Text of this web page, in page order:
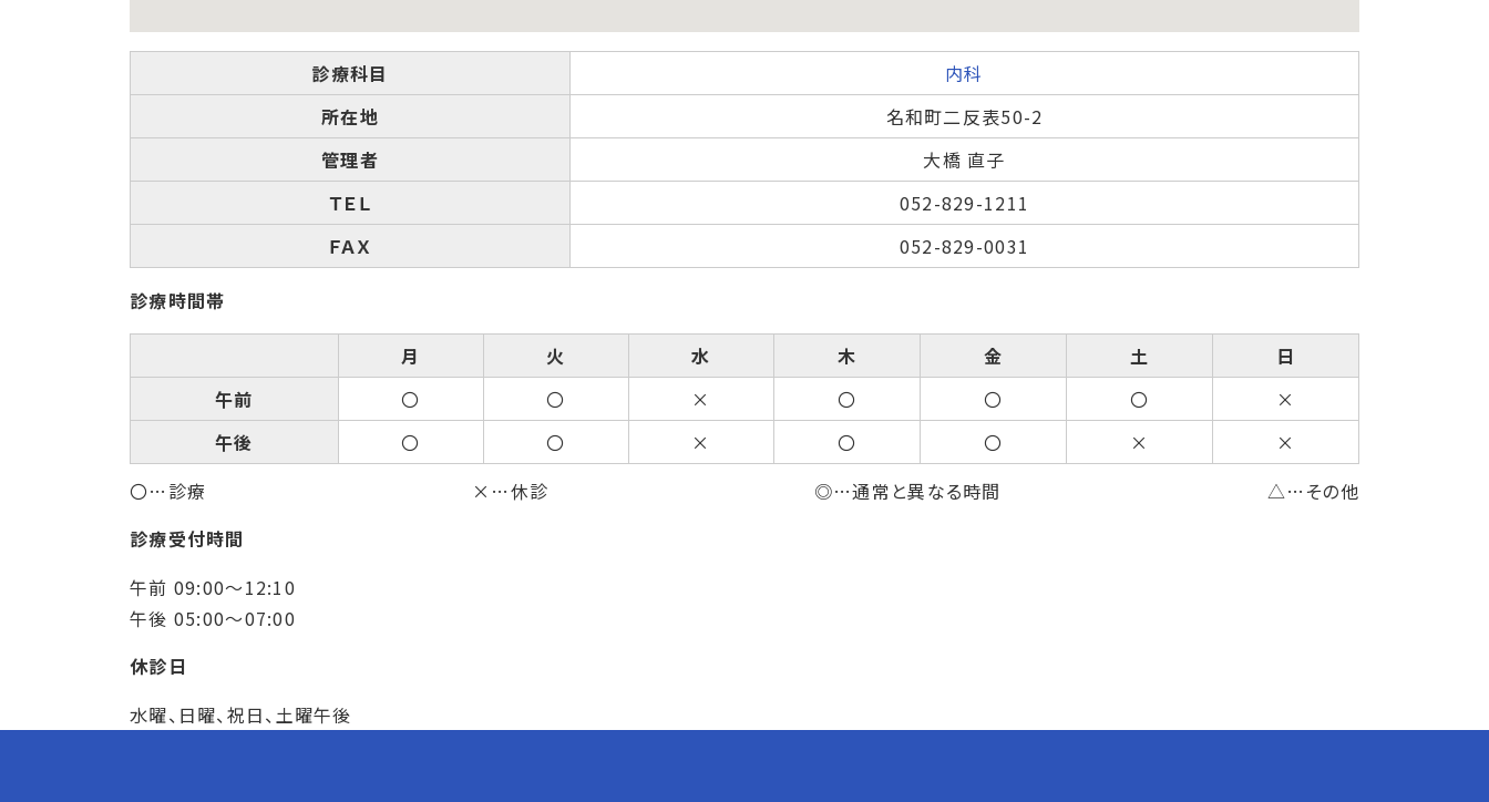
診療科目
内科
所在地
名和町二反表50-2
管理者
大橋 直子
ＴＥＬ
052-829-1211
ＦＡＸ
052-829-0031
診療時間帯
月 火 水 木 金 土
日
午前
〇 〇 × 〇 〇 〇
×
午後
〇 〇 × 〇 〇 ×
×
〇…診療
×…休診 ◎…通常と異なる時間
△…その他
診療受付時間
午前 09:00～12:10
午後 05:00～07:00
休診日
水曜、日曜、祝日、土曜午後